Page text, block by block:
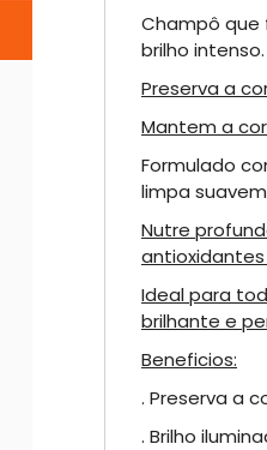
Champô que
brilho intenso.
Preserva a
Mantem a
Formulado
limpa
Nutre
Ideal para
brilhante e
Beneficios:
. Preserva a
. Brilho